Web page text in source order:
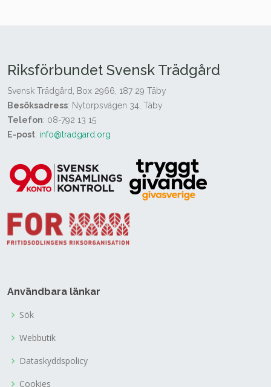
Riksförbundet Svensk Trädgård
Svensk Trädgård, Box 2966, 187 29 Täby
Besöksadress: Nytorpsvägen 34, Täby
Telefon: 08-792 13 15
E-post: info@tradgard.org
Användbara länkar
Sök
Webbutik
Dataskyddspolicy
Cookies